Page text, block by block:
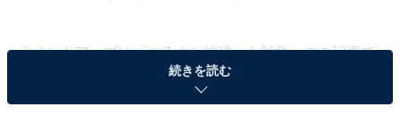
ポイントアップは「ふるさと納税」も対象。この記事で
は、おすすめの海鮮返礼品を紹介します。
続きを読む